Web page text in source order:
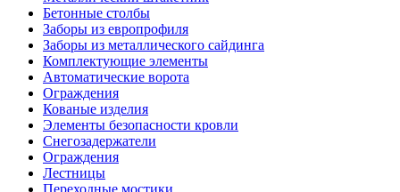
Бетонные столбы
Заборы из европрофиля
Заборы из металлического сайдинга
Комплектующие элементы
Автоматические ворота
Ограждения
Кованые изделия
Элементы безопасности кровли
Снегозадержатели
Ограждения
Лестницы
Переходные мостики